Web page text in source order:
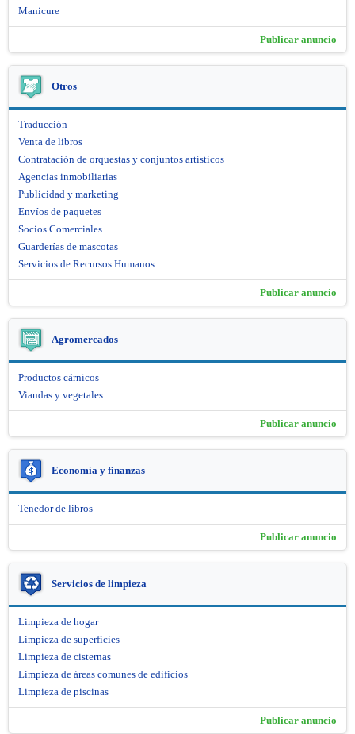
Manicure
Publicar anuncio
Otros
Traducción
Venta de libros
Contratación de orquestas y conjuntos artísticos
Agencias inmobiliarias
Publicidad y marketing
Envíos de paquetes
Socios Comerciales
Guarderías de mascotas
Servicios de Recursos Humanos
Publicar anuncio
Agromercados
Productos cárnicos
Viandas y vegetales
Publicar anuncio
Economía y finanzas
Tenedor de libros
Publicar anuncio
Servicios de limpieza
Limpieza de hogar
Limpieza de superficies
Limpieza de cisternas
Limpieza de áreas comunes de edificios
Limpieza de piscinas
Publicar anuncio